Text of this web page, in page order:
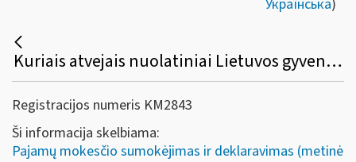
Українська)
Kuriais atvejais nuolatiniai Lietuvos gyventojai privalo deklaruoti 2021 - 2025 metų pajamas?
Registracijos numeris KM2843
Ši informacija skelbiama:
Pajamų mokesčio sumokėjimas ir deklaravimas (metinė